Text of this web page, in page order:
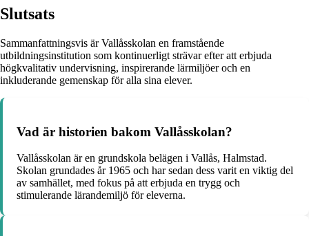
Slutsats
Sammanfattningsvis är Vallåsskolan en framstående
utbildningsinstitution som kontinuerligt strävar efter att erbjuda
högkvalitativ undervisning, inspirerande lärmiljöer och en
inkluderande gemenskap för alla sina elever.
Vad är historien bakom Vallåsskolan?
Vallåsskolan är en grundskola belägen i Vallås, Halmstad.
Skolan grundades år 1965 och har sedan dess varit en viktig del
av samhället, med fokus på att erbjuda en trygg och
stimulerande lärandemiljö för eleverna.